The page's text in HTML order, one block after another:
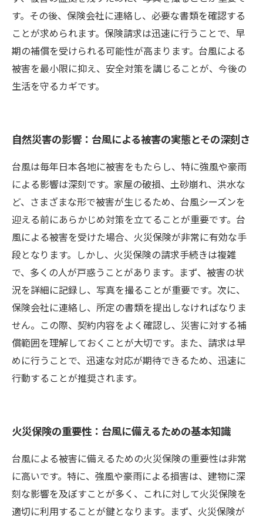
す。その後、保険会社に連絡し、必要な書類を確認する
ことが求められます。保険請求は迅速に行うことで、早
期の補償を受けられる可能性が高まります。台風による
被害を最小限に抑え、安全対策を講じることが、今後の
生活を守るカギです。
自然災害の影響：台風による被害の実態とその深刻さ
台風は毎年日本各地に被害をもたらし、特に強風や豪雨
による影響は深刻です。家屋の破損、土砂崩れ、洪水な
ど、さまざまな形で被害が生じるため、台風シーズンを
迎える前にあらかじめ対策を立てることが重要です。台
風による被害を受けた場合、火災保険が非常に有効な手
段となります。しかし、火災保険の請求手続きは複雑
で、多くの人が戸惑うことがあります。まず、被害の状
況を詳細に記録し、写真を撮ることが重要です。次に、
保険会社に連絡し、所定の書類を提出しなければなりま
せん。この際、契約内容をよく確認し、災害に対する補
償範囲を理解しておくことが大切です。また、請求は早
めに行うことで、迅速な対応が期待できるため、迅速に
行動することが推奨されます。
火災保険の重要性：台風に備えるための基本知識
台風による被害に備えるための火災保険の重要性は非常
に高いです。特に、強風や豪雨による損害は、建物に深
刻な影響を及ぼすことが多く、これに対して火災保険を
適切に利用することが鍵となります。まず、火災保険が